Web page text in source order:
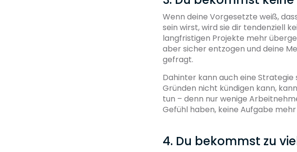
Wenn deine Vorgesetzte weiß,
sein wirst, wird sie dir tendenziell
langfristigen Projekte mehr
aber sicher entzogen und deine
gefragt.
Dahinter kann auch eine
Gründen nicht kündigen kann,
tun – denn nur wenige
Gefühl haben, keine Aufgabe
4. Du bekommst zu